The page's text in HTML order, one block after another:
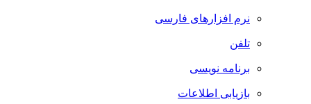
نرم افزارهای فارسی
تلفن
برنامه نویسی
بازیابی اطلاعات